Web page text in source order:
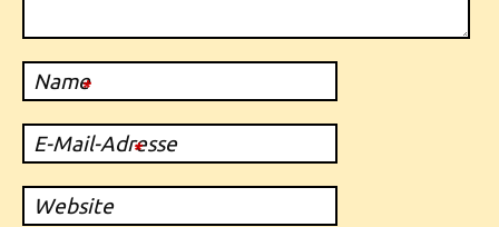
Name
*
E-Mail-Adresse
*
Website